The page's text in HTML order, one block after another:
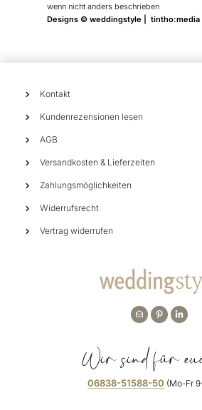
wenn nicht anders beschrieben
Designs © weddingstyle | tintho:media
Kontakt
Kundenrezensionen lesen
AGB
Versandkosten & Lieferzeiten
Zahlungsmöglichkeiten
Widerrufsrecht
Vertrag widerrufen
Wir sind für
06838-51588-50 (Mo-Fr